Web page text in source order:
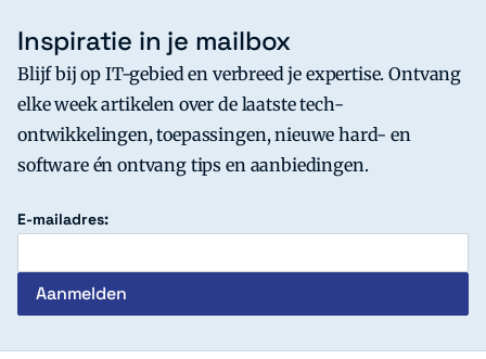
Inspiratie in je mailbox
Blijf bij op IT-gebied en verbreed je expertise. Ontvang
elke week artikelen over de laatste tech-
ontwikkelingen, toepassingen, nieuwe hard- en
software én ontvang tips en aanbiedingen.
E-mailadres: